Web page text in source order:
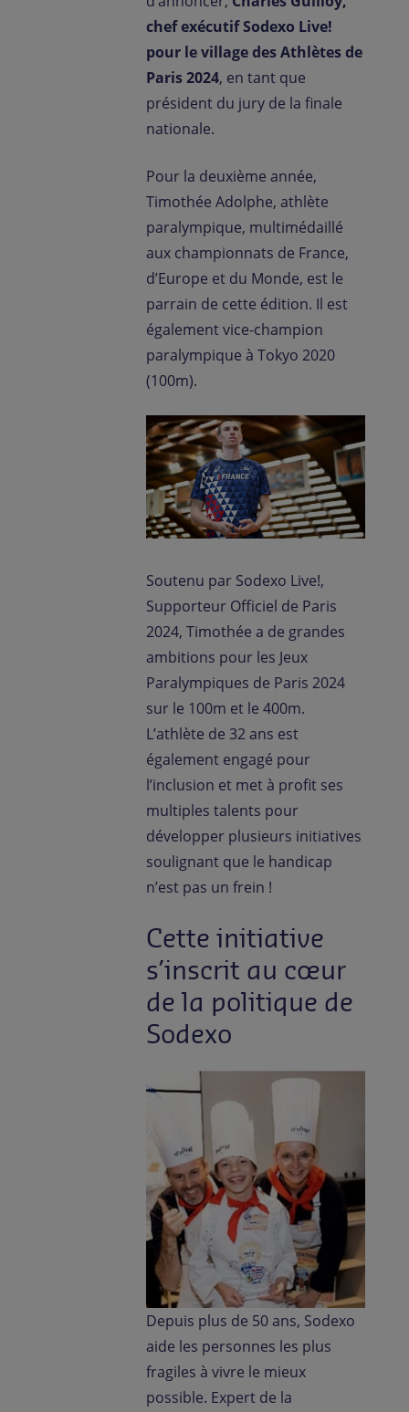
chef exécutif Sodexo Live!
pour le village des Athlètes de
Paris 2024, en tant que
président du jury de la finale
nationale.
Pour la deuxième année,
Timothée Adolphe, athlète
paralympique, multimédaillé
aux championnats de France,
d’Europe et du Monde, est le
parrain de cette édition. Il est
également vice-champion
paralympique à Tokyo 2020
(100m).
Soutenu par Sodexo Live!,
Supporteur Officiel de Paris
2024, Timothée a de grandes
ambitions pour les Jeux
Paralympiques de Paris 2024
sur le 100m et le 400m.
L’athlète de 32 ans est
également engagé pour
l’inclusion et met à profit ses
multiples talents pour
développer plusieurs initiatives
soulignant que le handicap
n’est pas un frein !
Cette initiative
s’inscrit au cœur
de la politique de
Sodexo
Depuis plus de 50 ans, Sodexo
aide les personnes les plus
fragiles à vivre le mieux
possible. Expert de la